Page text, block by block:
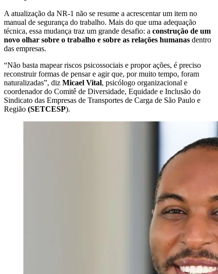
A atualização da NR-1 não se resume a acrescentar um item no
manual de segurança do trabalho. Mais do que uma adequação
técnica, essa mudança traz um grande desafio: a construção de um
novo olhar sobre o trabalho e sobre as relações humanas dentro
das empresas.
“Não basta mapear riscos psicossociais e propor ações, é preciso
reconstruir formas de pensar e agir que, por muito tempo, foram
naturalizadas”, diz Micael Vital, psicólogo organizacional e
coordenador do Comitê de Diversidade, Equidade e Inclusão do
Sindicato das Empresas de Transportes de Carga de São Paulo e
Região (SETCESP).